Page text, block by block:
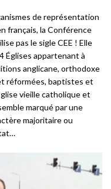
de représentation
français, la Conférence
pas le sigle CEE ! Elle
Églises appartenant à
anglicane, orthodoxe
réformées, baptistes et
vieille catholique et
marqué par une
majoritaire ou